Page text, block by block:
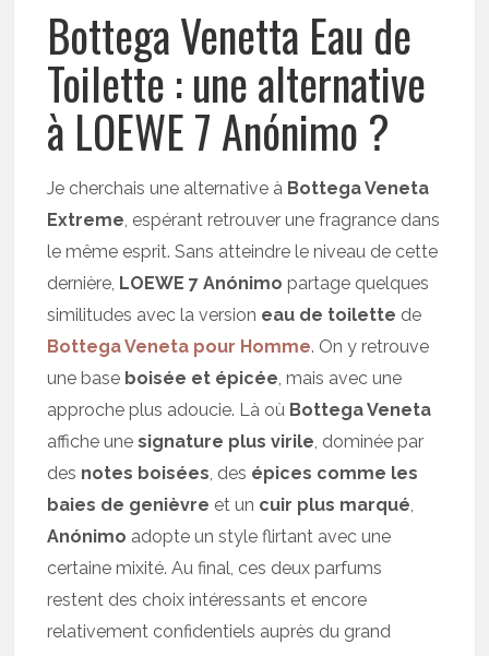
Bottega Venetta Eau de
Toilette : une alternative
à LOEWE 7 Anónimo ?
Je cherchais une alternative à Bottega Veneta
Extreme , espérant retrouver une fragrance dans
le même esprit. Sans atteindre le niveau de cette
dernière, LOEWE 7 Anónimo partage quelques
similitudes avec la version eau de toilette de
Bottega Veneta pour Homme. On y retrouve
une base boisée et épicée , mais avec une
approche plus adoucie. Là où Bottega Veneta
affiche unesignature plus virile , dominée par
des notes boisées , des épices comme les
baies de genièvre et un cuir plus marqué
Anónimo adopte un style flirtant avec une
certaine mixité. Au final, ces deux parfums
restent des choix intéressants et encore
relativement confidentiels auprès du grand